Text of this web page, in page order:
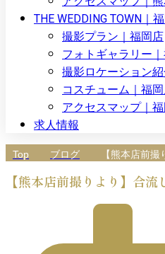
THE WEDDING TOWN｜
撮影プラン｜福岡店
フォトギャラリー
撮影ロケーション
コスチューム｜福
アクセスマップ｜
求人情報
Top ブログ 【熊本店前
【熊本店前撮りより】合